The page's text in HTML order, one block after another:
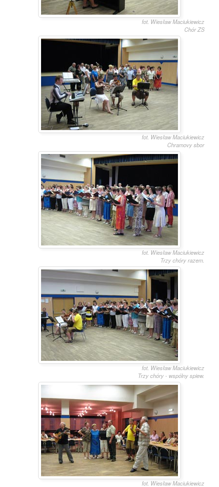
fot. Wiesław Maciukiewicz
Chór ZS
fot. Wiesław Maciukiewicz
Chramovy sbor
fot. Wiesław Maciukiewicz
Trzy chóry razem.
fot. Wiesław Maciukiewicz
Trzy chóry - wspólny spiew.
fot. Wiesław Maciukiewicz